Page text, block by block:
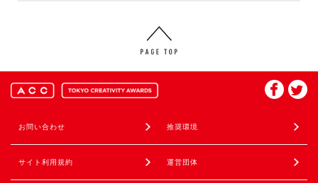
お問い合わせ 推奨環境
サイト利用規約 運営団体